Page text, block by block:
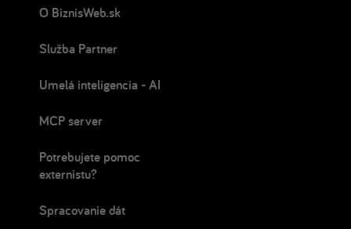
O BiznisWeb.sk
Služba Partner
Umelá inteligencia - AI
MCP server
Potrebujete pomoc
externistu?
Spracovanie dát